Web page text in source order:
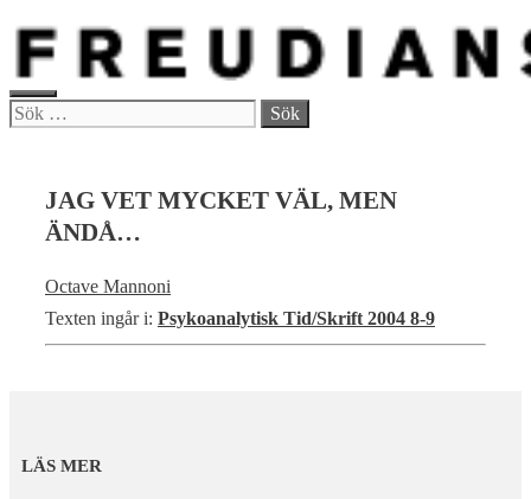
Hoppa
innehåll
MENY
Sök
JAG VET MYCKET VÄL, MEN
ÄNDÅ…
Octave Mannoni
Texten ingår i: Psykoanalytisk Tid/Skrift 2004 8-9
LÄS MER